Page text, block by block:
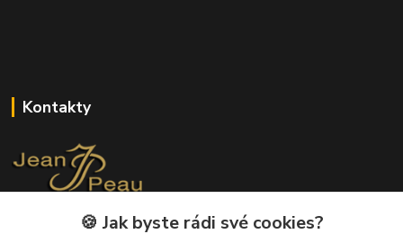
Kontakty
+420 733 562 259
🍪 Jak byste rádi své cookies?